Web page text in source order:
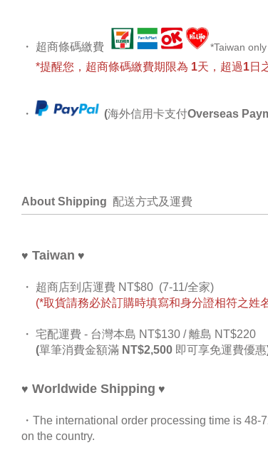
・ 超商條碼繳費 *Taiwan only
*提醒您， 超商條碼繳費期限為 1天 ，超過1日
・ (海外信用卡支付Overseas
About Shipping 配送方式及運費
♥ Taiwan ♥
・ 超商店到店運費 NT$80 (7-11/全家)
(*取貨請務必於訂購時填寫和身分證相符之姓
・ 宅配運費 - 台灣本島 NT$130 / 離島 NT$220
(單筆消費金額滿 NT$2,500 即可享免運費優
♥ Worldwide Shipping ♥
・ The international order processing time is 48-
on the country.